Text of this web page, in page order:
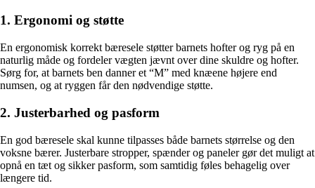
1. Ergonomi og støtte
En ergonomisk korrekt bæresele støtter barnets hofter og ryg på en
naturlig måde og fordeler vægten jævnt over dine skuldre og hofter.
Sørg for, at barnets ben danner et “M” med knæene højere end
numsen, og at ryggen får den nødvendige støtte.
2. Justerbarhed og pasform
En god bæresele skal kunne tilpasses både barnets størrelse og den
voksne bærer. Justerbare stropper, spænder og paneler gør det muligt at
opnå en tæt og sikker pasform, som samtidig føles behagelig over
længere tid.